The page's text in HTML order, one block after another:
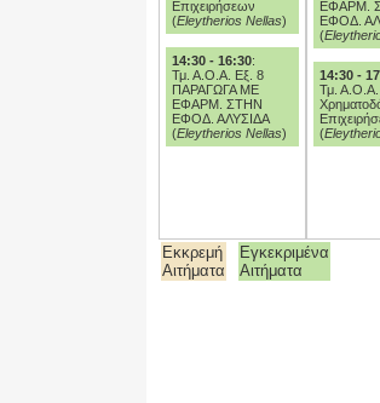
Επιχειρήσεων
(Eleytherios Nellas)
14:30 - 16:30:
Τμ. Α.Ο.Α. Eξ. 8
ΠΑΡΑΓΩΓΑ ΜΕ
ΕΦΑΡΜ. ΣΤΗΝ
ΕΦΟΔ. ΑΛΥΣΙΔΑ
(Eleytherios Nellas)
ΕΦΑΡΜ.
ΕΦΟΔ.
(
14:30 -
Τμ. Α.Ο.Α.
(
Εκκρεμή
Αιτήματα
Εγκεκριμένα
Αιτήματα